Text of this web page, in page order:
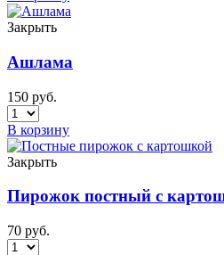
Закрыть
Ашлама
150 руб.
В корзину
Закрыть
Пирожок постный с
70 руб.